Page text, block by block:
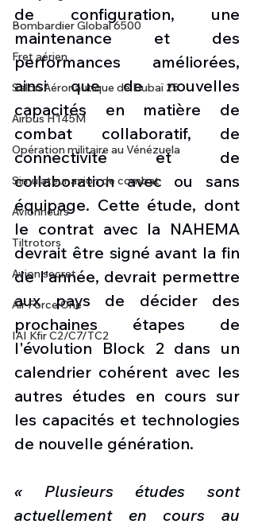
Bombardier Global 6500
Fret aérien
Salon Aéronautique de Dubaï 25
Airbus H145M
Opération militaire au Vénézuela
Simulateur avion de combat
Avionneurs
Tiltrotors
Avion secret
Air Force One
IAI Kfir C2/C7/TC2
de configuration, une
maintenance et des
performances améliorées,
ainsi que de nouvelles
capacités en matière de
combat collaboratif, de
connectivité et de
collaboration avec ou sans
équipage. Cette étude, dont
le contrat avec la NAHEMA
devrait être signé avant la fin
de l'année, devrait permettre
aux pays de décider des
prochaines étapes de
l'évolution Block 2 dans un
calendrier cohérent avec les
autres études en cours sur
les capacités et technologies
de nouvelle génération.
« Plusieurs études sont
actuellement en cours au